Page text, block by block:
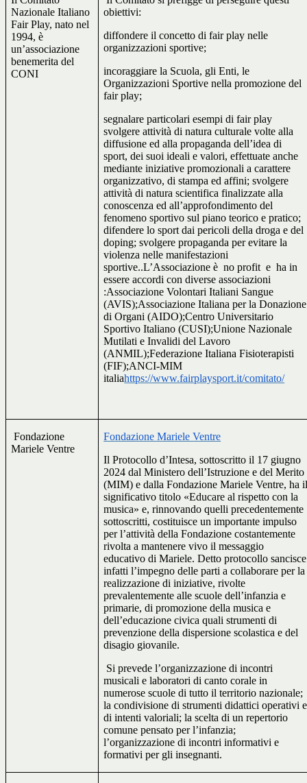
Nazionale Italiano
Fair Play, nato nel
1994, è
un’associazione
benemerita del
CONI
obiettivi:
diffondere il concetto di fair play nelle
organizzazioni sportive;
incoraggiare la Scuola, gli Enti, le
Organizzazioni Sportive nella promozione del
fair play;
segnalare particolari esempi di fair play
svolgere attività di natura culturale volte alla
diffusione ed alla propaganda dell’idea di
sport, dei suoi ideali e valori, effettuate anche
mediante iniziative promozionali a carattere
organizzativo, di stampa ed affini; svolgere
attività di natura scientifica finalizzate alla
conoscenza ed all’approfondimento del
fenomeno sportivo sul piano teorico e pratico;
difendere lo sport dai pericoli della droga e del
doping; svolgere propaganda per evitare la
violenza nelle manifestazioni
sportive..L’Associazione è no profit e ha in
essere accordi con diverse associazioni
:Associazione Volontari Italiani Sangue
(AVIS);Associazione Italiana per la Donazione
di Organi (AIDO);Centro Universitario
Sportivo Italiano (CUSI);Unione Nazionale
Mutilati e Invalidi del Lavoro
(ANMIL);Federazione Italiana Fisioterapisti
(FIF);ANCI-MIM
italiahttps://www.fairplaysport.it/comitato/
Fondazione
Mariele Ventre
Fondazione Mariele Ventre
Il Protocollo d’Intesa, sottoscritto il 17 giugno
2024 dal Ministero dell’Istruzione e del Merito
(MIM) e dalla Fondazione Mariele Ventre, ha
significativo titolo «Educare al rispetto con la
musica» e, rinnovando quelli precedentemente
sottoscritti, costituisce un importante impulso
per l’attività della Fondazione costantemente
rivolta a mantenere vivo il messaggio
educativo di Mariele. Detto protocollo sancisce
infatti l’impegno delle parti a collaborare per la
realizzazione di iniziative, rivolte
prevalentemente alle scuole dell’infanzia e
primarie, di promozione della musica e
dell’educazione civica quali strumenti di
prevenzione della dispersione scolastica e del
disagio giovanile.
Si prevede l’organizzazione di incontri
musicali e laboratori di canto corale in
numerose scuole di tutto il territorio nazionale;
la condivisione di strumenti didattici operativi e
di intenti valoriali; la scelta di un repertorio
comune pensato per l’infanzia;
l’organizzazione di incontri informativi e
formativi per gli insegnanti.